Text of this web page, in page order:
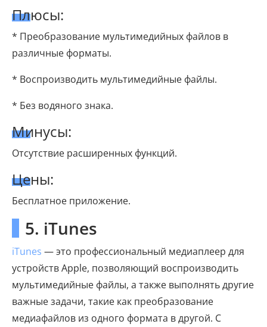
Плюсы:
* Преобразование мультимедийных файлов в
различные форматы.
* Воспроизводить мультимедийные файлы.
* Без водяного знака.
Минусы:
Отсутствие расширенных функций.
Цены:
Бесплатное приложение.
5. iTunes
iTunes — это профессиональный медиаплеер для
устройств Apple, позволяющий воспроизводить
мультимедийные файлы, а также выполнять другие
важные задачи, такие как преобразование
медиафайлов из одного формата в другой. С